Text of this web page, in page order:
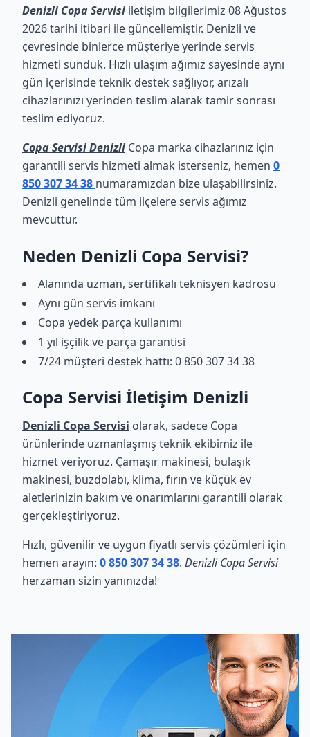
Denizli Copa Servisi iletişim bilgilerimiz 08 Ağustos
2026 tarihi itibari ile güncellemiştir. Denizli ve
çevresinde binlerce müşteriye yerinde servis
hizmeti sunduk. Hızlı ulaşım ağımız sayesinde aynı
gün içerisinde teknik destek sağlıyor, arızalı
cihazlarınızı yerinden teslim alarak tamir sonrası
teslim ediyoruz.
Copa Servisi Denizli Copa marka cihazlarınız için
garantili servis hizmeti almak isterseniz, hemen 0
850 307 34 38 numaramızdan bize ulaşabilirsiniz.
Denizli genelinde tüm ilçelere servis ağımız
mevcuttur.
Neden Denizli Copa Servisi?
Alanında uzman, sertifikalı teknisyen kadrosu
Aynı gün servis imkanı
Copa yedek parça kullanımı
1 yıl işçilik ve parça garantisi
7/24 müşteri destek hattı: 0 850 307 34 38
Copa Servisi İletişim Denizli
Denizli Copa Servisi olarak, sadece Copa
ürünlerinde uzmanlaşmış teknik ekibimiz ile
hizmet veriyoruz. Çamaşır makinesi, bulaşık
makinesi, buzdolabı, klima, fırın ve küçük ev
aletlerinizin bakım ve onarımlarını garantili olarak
gerçekleştiriyoruz.
Hızlı, güvenilir ve uygun fiyatlı servis çözümleri için
hemen arayın: 0 850 307 34 38. Denizli Copa Servisi
herzaman sizin yanınızda!